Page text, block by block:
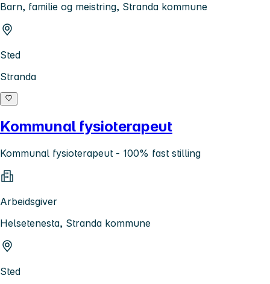
Barn, familie og meistring, Stranda kommune
Sted
Stranda
Kommunal fysioterapeut
Kommunal fysioterapeut - 100% fast stilling
Arbeidsgiver
Helsetenesta, Stranda kommune
Sted